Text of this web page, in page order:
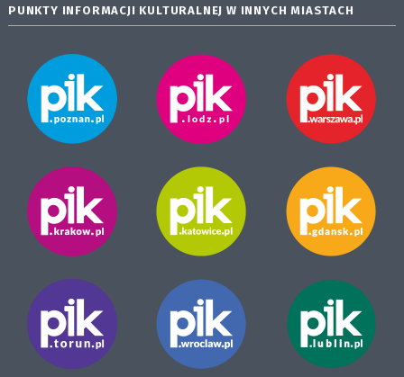
PUNKTY INFORMACJI KULTURALNEJ W INNYCH MIASTACH